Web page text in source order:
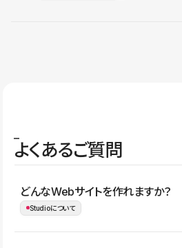
よくあるご質問
どんなWebサイトを作れますか？
Studioについて